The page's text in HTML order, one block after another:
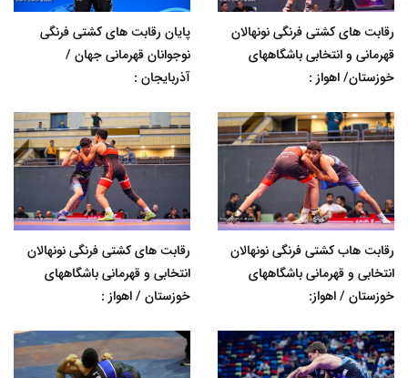
رقابت های کشتی فرنگی نونهالان
قهرمانی و انتخابی باشگاههای
خوزستان/ اهواز :
پایان رقابت های کشتی فرنگی
نوجوانان قهرمانی جهان /
آذربایجان :
رقابت هاب کشتی فرنگی نونهالان
انتخابی و قهرمانی باشگاههای
خوزستان / اهواز:
رقابت های کشتی فرنگی نونهالان
انتخابی و قهرمانی باشگاههای
خوزستان / اهواز :